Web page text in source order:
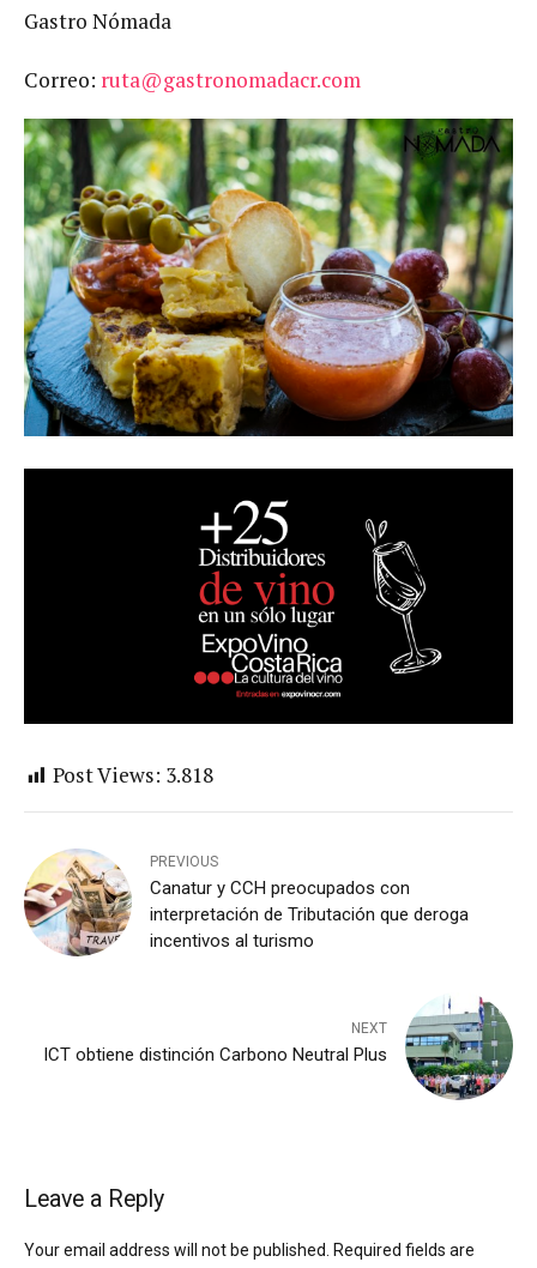
Gastro Nómada
Correo: ruta@gastronomadacr.com
Post Views: 3.818
PREVIOUS
Canatur y CCH preocupados con
interpretación de Tributación que deroga
incentivos al turismo
NEXT
ICT obtiene distinción Carbono Neutral Plus
Leave a Reply
Your email address will not be published. Required fields are